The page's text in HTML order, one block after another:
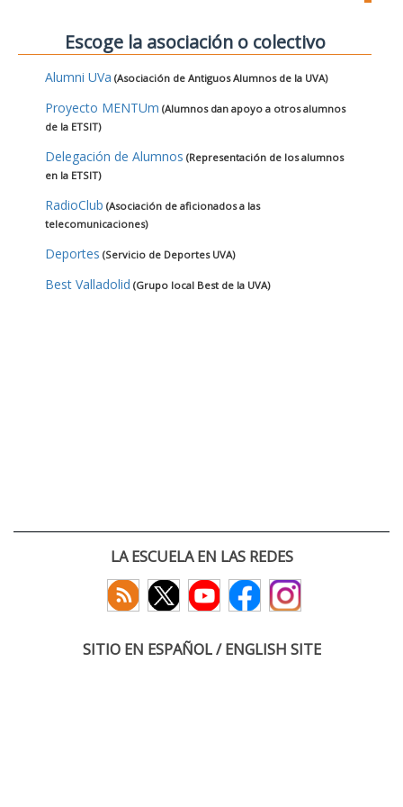
Escoge la asociación o colectivo
Alumni UVa (Asociación de Antiguos Alumnos de la UVA)
Proyecto MENTUm (Alumnos dan apoyo a otros alumnos
de la ETSIT)
Delegación de Alumnos (Representación de los alumnos
en la ETSIT)
RadioClub (Asociación de aficionados a las
telecomunicaciones)
Deportes (Servicio de Deportes UVA)
Best Valladolid (Grupo local Best de la UVA)
LA ESCUELA EN LAS REDES
SITIO EN ESPAÑOL / ENGLISH SITE